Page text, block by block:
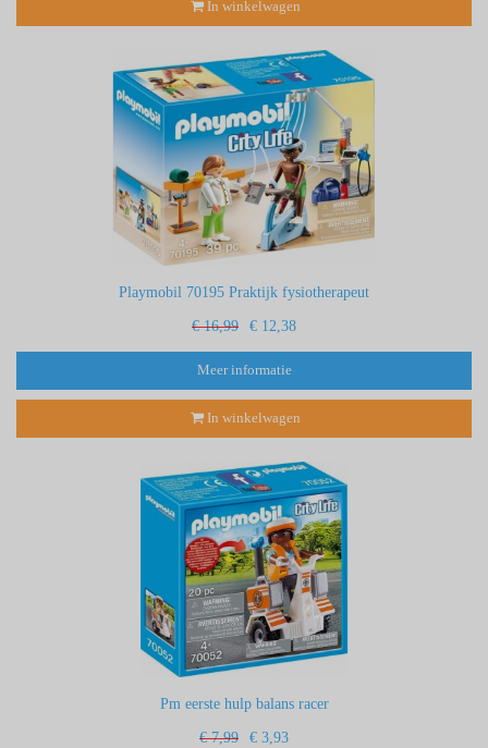
In winkelwagen
Playmobil 70195 Praktijk fysiotherapeut
€ 16,99 € 12,38
Meer informatie
In winkelwagen
Pm eerste hulp balans racer
€ 7,99 € 3,93